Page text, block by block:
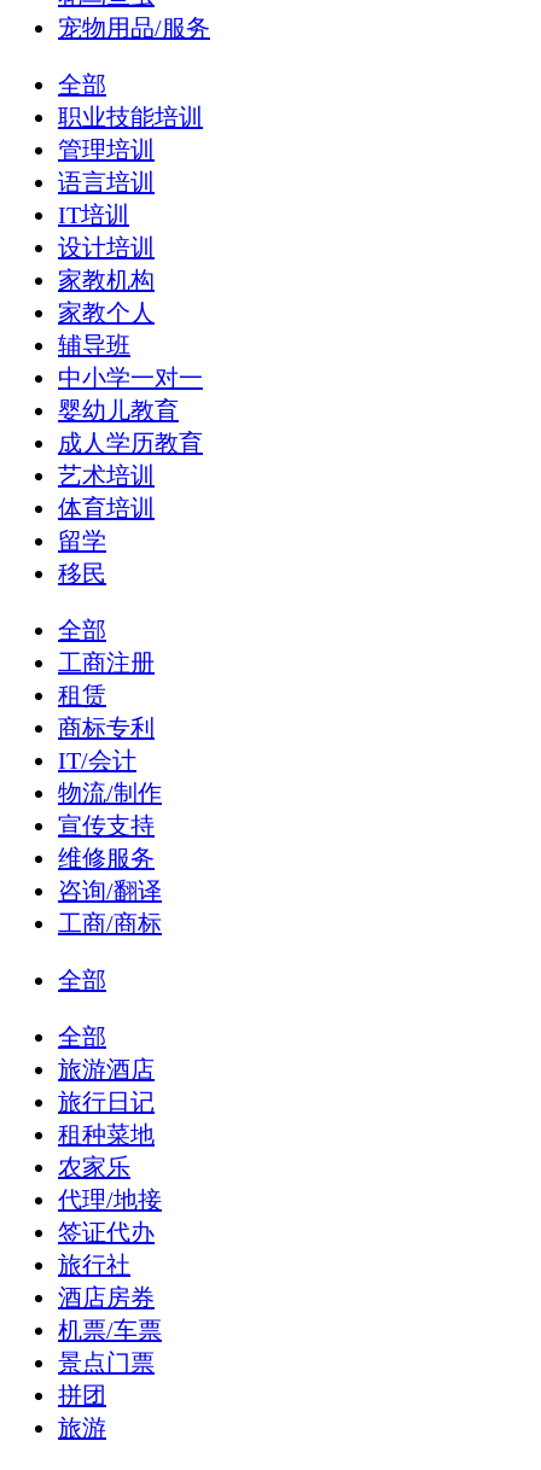
宠物用品/服务
全部
职业技能培训
管理培训
语言培训
IT培训
设计培训
家教机构
家教个人
辅导班
中小学一对一
婴幼儿教育
成人学历教育
艺术培训
体育培训
留学
移民
全部
工商注册
租赁
商标专利
IT/会计
物流/制作
宣传支持
维修服务
咨询/翻译
工商/商标
全部
全部
旅游酒店
旅行日记
租种菜地
农家乐
代理/地接
签证代办
旅行社
酒店房券
机票/车票
景点门票
拼团
旅游